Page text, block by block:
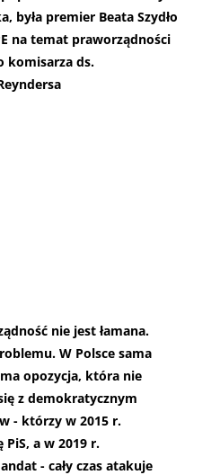
była premier Beata Szydło
na temat praworządności
komisarza ds.
nie jest łamana.
W Polsce sama
opozycja, która nie
z demokratycznym
- którzy w 2015 r.
PiS, a w 2019 r.
- cały czas atakuje